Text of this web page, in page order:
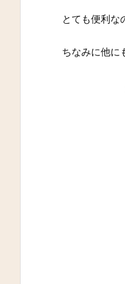
とても便利な
ちなみに他に